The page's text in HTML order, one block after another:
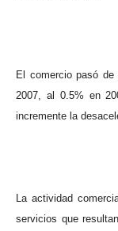
El comercio pasó
2007, al 0.5% en
incremente la
La actividad
servicios que